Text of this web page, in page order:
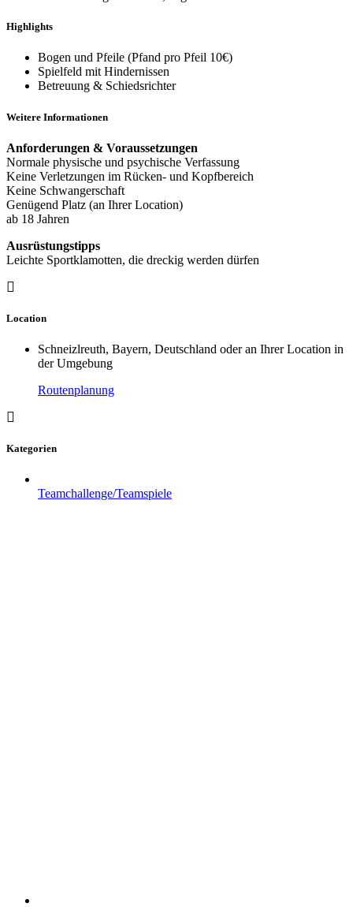
Highlights
Bogen und Pfeile (Pfand pro Pfeil 10€)
Spielfeld mit Hindernissen
Betreuung & Schiedsrichter
Weitere Informationen
Anforderungen & Voraussetzungen
Normale physische und psychische Verfassung
Keine Verletzungen im Rücken- und Kopfbereich
Keine Schwangerschaft
Genügend Platz (an Ihrer Location)
ab 18 Jahren
Ausrüstungstipps
Leichte Sportklamotten, die dreckig werden dürfen
Location
Schneizlreuth, Bayern, Deutschland oder an Ihrer Location in
der Umgebung
Routenplanung
Kategorien
Teamchallenge/Teamspiele